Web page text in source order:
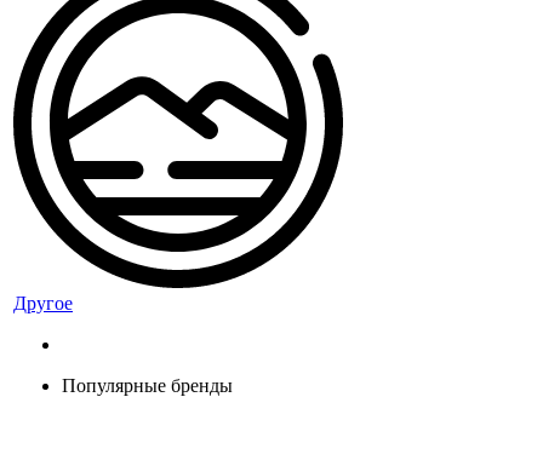
Другое
Популярные бренды